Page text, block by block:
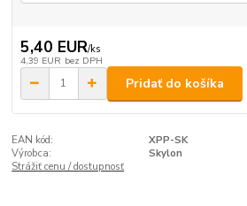
5,40 EUR/ks
4,39 EUR bez DPH
Pridať do košíka
EAN kód:
XPP-SK
Výrobca:
Skylon
Strážiť cenu / dostupnosť